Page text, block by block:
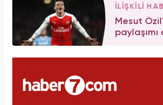
İLİŞKİLİ
Mesut